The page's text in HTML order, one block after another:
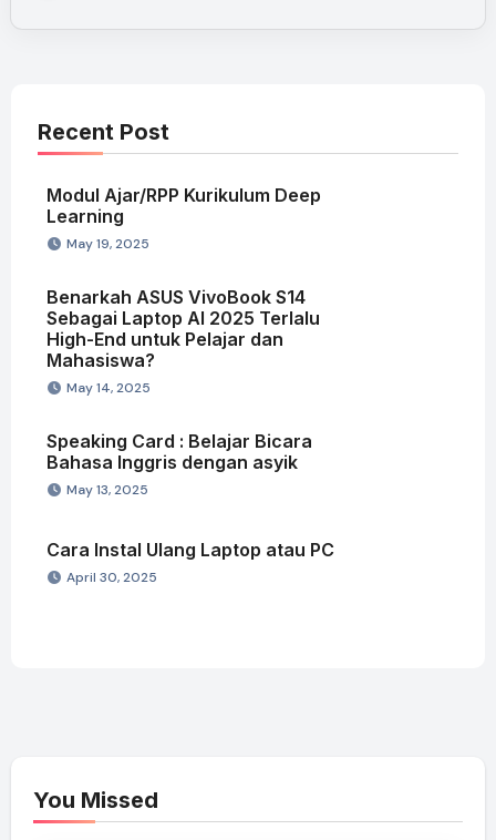
Recent Post
Modul Ajar/RPP Kurikulum Deep
Learning
May 19, 2025
Benarkah ASUS VivoBook S14
Sebagai Laptop AI 2025 Terlalu
High-End untuk Pelajar dan
Mahasiswa?
May 14, 2025
Speaking Card : Belajar Bicara
Bahasa Inggris dengan asyik
May 13, 2025
Cara Instal Ulang Laptop atau PC
April 30, 2025
You Missed